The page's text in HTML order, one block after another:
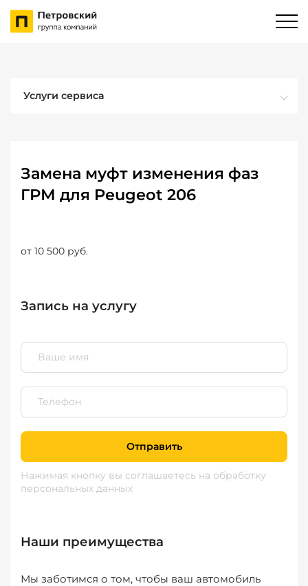
Услуги сервиса
Замена муфт изменения фаз
ГРМ для Peugeot 206
от 10 500 руб.
Запись на услугу
Отправить
Нажимая кнопку вы соглашаетесь на обработку
персональных данных
Наши преимущества
Мы заботимся о том, чтобы ваш автомобиль